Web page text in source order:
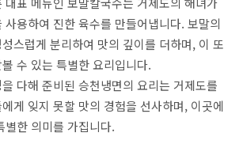
사용하여 진한 육수를 만들어냅니다. 보말의
스럽게 분리하여 맛의 깊이를 더하며, 이 또
수 있는 특별한 요리입니다.
다해 준비된 승천냉면의 요리는 거제도를
게 잊지 못할 맛의 경험을 선사하며, 이곳에
별한 의미를 가집니다.